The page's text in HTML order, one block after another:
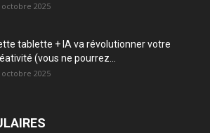
octobre 2025
tablette + IA va révolutionner votre
(vous ne pourrez...
octobre 2025